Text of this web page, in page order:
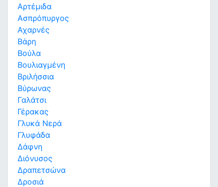
Αρτέμιδα
Ασπρόπυργος
Αχαρνές
Βάρη
Βούλα
Βουλιαγμένη
Βριλήσσια
Βύρωνας
Γαλάτσι
Γέρακας
Γλυκά Νερά
Γλυφάδα
Δάφνη
Διόνυσος
Δραπετσώνα
Δροσιά